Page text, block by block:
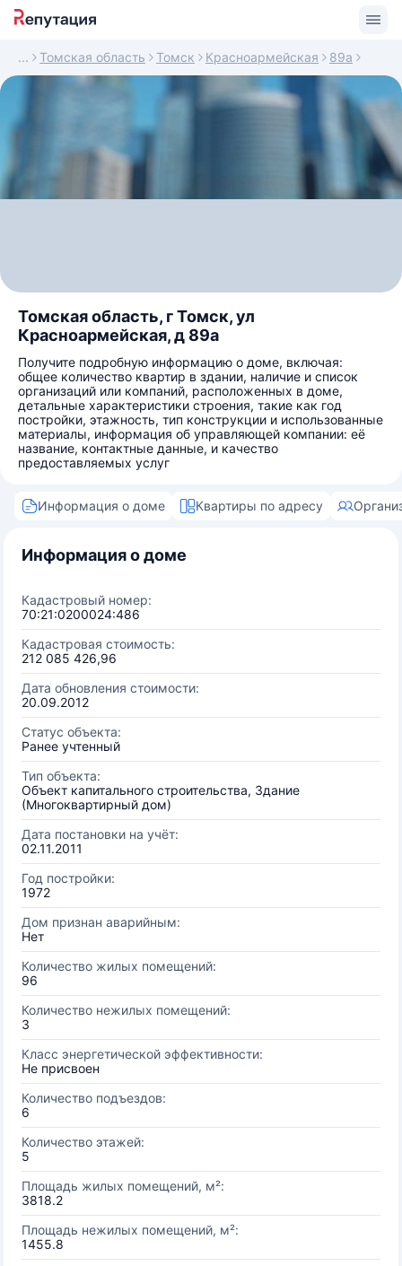
Томская область Томск Красноармейская 89а
Томская область, г Томск, ул
Красноармейская, д 89а
Получите подробную информацию о доме, включая:
общее количество квартир в здании, наличие и список
организаций или компаний, расположенных в доме,
детальные характеристики строения, такие как год
постройки, этажность, тип конструкции и использованные
материалы, информация об управляющей компании: её
название, контактные данные, и качество
предоставляемых услуг
Информация о доме Квартиры по адресу
Информация о доме
Кадастровый номер:
70:21:0200024:486
Кадастровая стоимость:
212 085 426,96
Дата обновления стоимости:
20.09.2012
Статус объекта:
Ранее учтенный
Тип объекта:
Объект капитального строительства, Здание
(Многоквартирный дом)
Дата постановки на учёт:
02.11.2011
Год постройки:
1972
Дом признан аварийным:
Нет
Количество жилых помещений:
96
Количество нежилых помещений:
3
Класс энергетической эффективности:
Не присвоен
Количество подъездов:
6
Количество этажей:
5
Площадь жилых помещений, м²:
3818.2
Площадь нежилых помещений, м²:
1455.8